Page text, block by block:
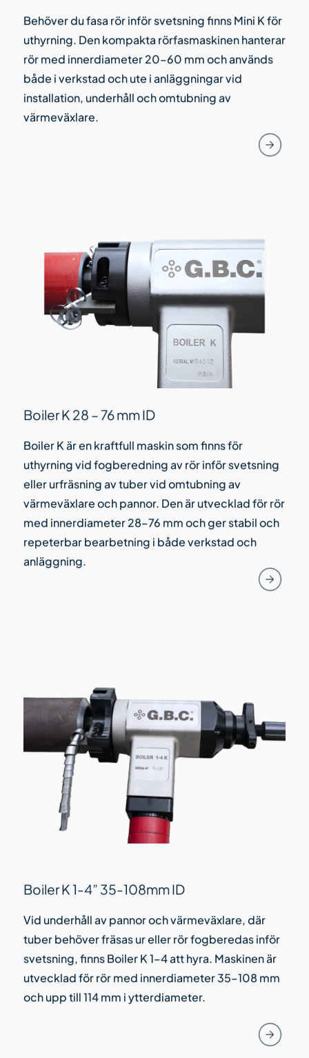
Behöver du fasa rör inför svetsning finns Mini K för
uthyrning. Den kompakta rörfasmaskinen hanterar
rör med innerdiameter 20–60 mm och används
både i verkstad och ute i anläggningar vid
installation, underhåll och omtubning av
värmeväxlare.
Boiler K 28 – 76 mm ID
Boiler K är en kraftfull maskin som finns för
uthyrning vid fogberedning av rör inför svetsning
eller urfräsning av tuber vid omtubning av
värmeväxlare och pannor. Den är utvecklad för rör
med innerdiameter 28–76 mm och ger stabil och
repeterbar bearbetning i både verkstad och
anläggning.
Boiler K 1-4” 35-108mm ID
Vid underhåll av pannor och värmeväxlare, där
tuber behöver fräsas ur eller rör fogberedas inför
svetsning, finns Boiler K 1–4 att hyra. Maskinen är
utvecklad för rör med innerdiameter 35–108 mm
och upp till 114 mm i ytterdiameter.